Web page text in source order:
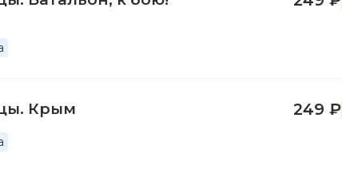
Крым 249 ₽